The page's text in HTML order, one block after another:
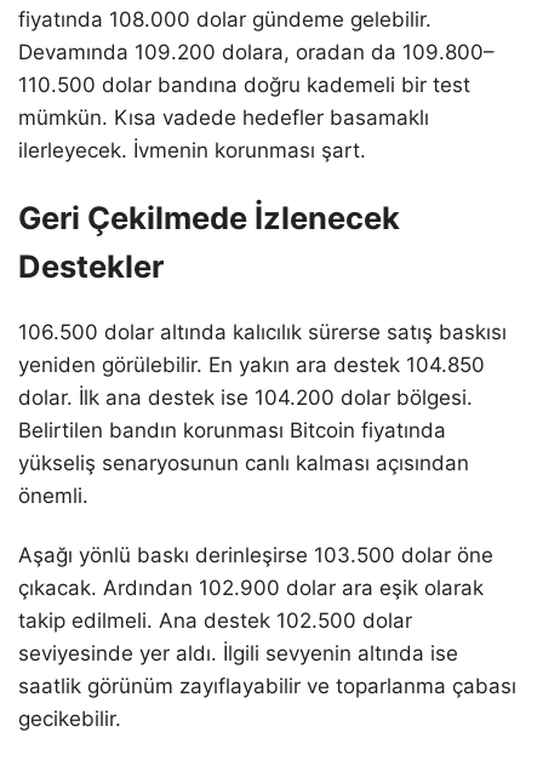
fiyatında 108.000 dolar gündeme gelebilir.
Devamında 109.200 dolara, oradan da 109.800–
110.500 dolar bandına doğru kademeli bir test
mümkün. Kısa vadede hedefler basamaklı
ilerleyecek. İvmenin korunması şart.
Geri Çekilmede İzlenecek
Destekler
106.500 dolar altında kalıcılık sürerse satış baskısı
yeniden görülebilir. En yakın ara destek 104.850
dolar. İlk ana destek ise 104.200 dolar bölgesi.
Belirtilen bandın korunması Bitcoin fiyatında
yükseliş senaryosunun canlı kalması açısından
önemli.
Aşağı yönlü baskı derinleşirse 103.500 dolar öne
çıkacak. Ardından 102.900 dolar ara eşik olarak
takip edilmeli. Ana destek 102.500 dolar
seviyesinde yer aldı. İlgili sevyenin altında ise
saatlik görünüm zayıflayabilir ve toparlanma çabası
gecikebilir.